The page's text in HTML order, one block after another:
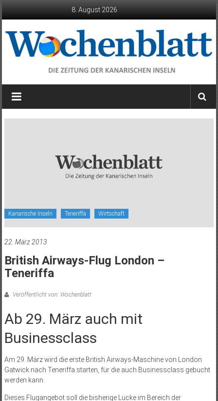
8. August 2026
Wochenblatt
die
Kanarische Inseln Teneriffa Wirtschaft
22. März 2013
British Airways-Flug London –
Teneriffa
Veröffentlicht von: Wochenblatt
Ab 29. März auch mit
Businessclass
Am 29. März wird die erste British Airways-Maschine von London
Gatwick nach Teneriffa starten, für die auch Businessclass gebucht
werden kann.
Dieses Flugangebot soll die bisherige Lücke im Bereich der